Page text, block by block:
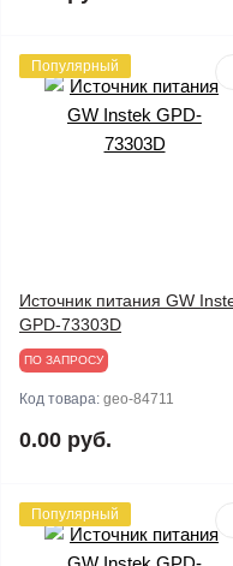
Популярный
Источник питания GW
GPD-73303D
ПО ЗАПРОСУ
Код товара: geo-84711
0.00 руб.
Популярный